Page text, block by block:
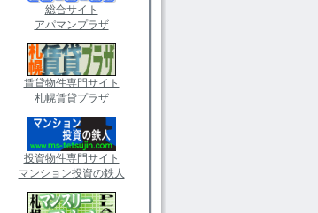
総合サイト
アパマンプラザ
賃貸物件専門サイト
札幌賃貸プラザ
投資物件専門サイト
マンション投資の鉄人